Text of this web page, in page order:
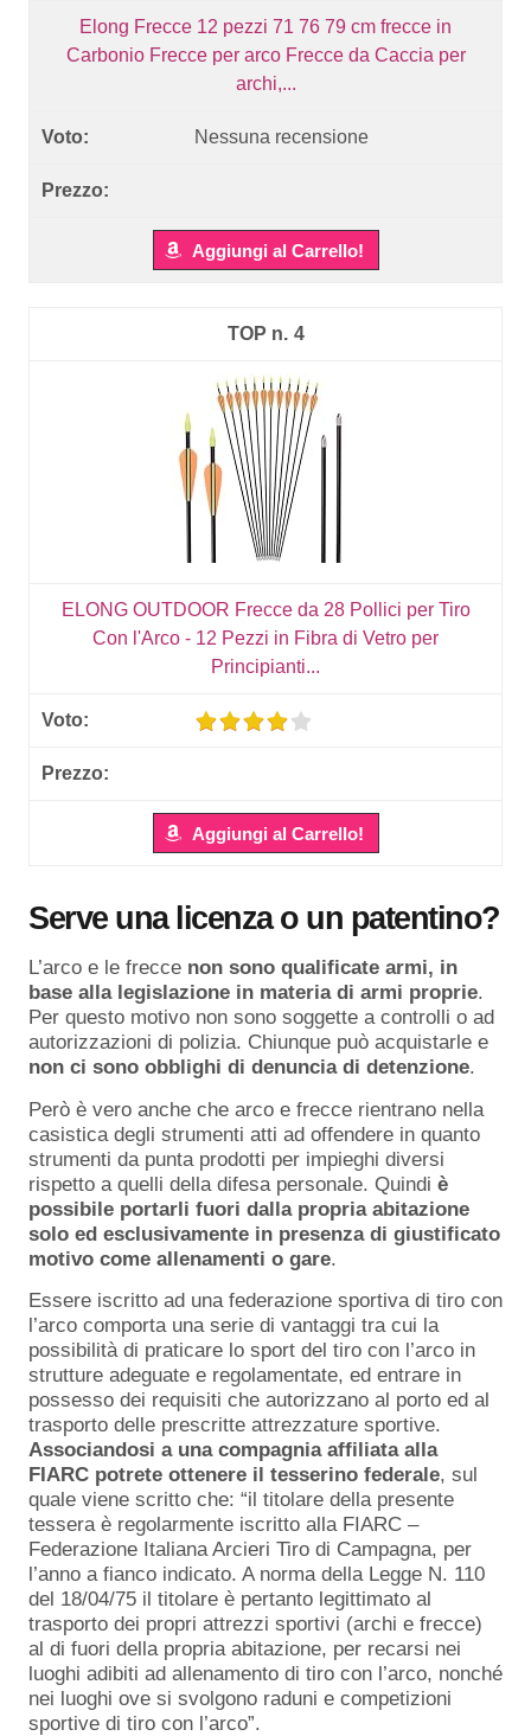
Elong Frecce 12 pezzi 71 76 79 cm frecce in
Carbonio Frecce per arco Frecce da Caccia per
archi,...
Nessuna recensione
Aggiungi al Carrello!
4
ELONG OUTDOOR Frecce da 28 Pollici per Tiro
Con l'Arco - 12 Pezzi in Fibra di Vetro per
Principianti...
Aggiungi al Carrello!
Serve una licenza o un patentino?
L’arco e le frecce non sono qualificate armi, in
base alla legislazione in materia di armi proprie.
Per questo motivo non sono soggette a controlli o ad
autorizzazioni di polizia. Chiunque può acquistarle e
non ci sono obblighi di denuncia di detenzione.
Però è vero anche che arco e frecce rientrano nella
casistica degli strumenti atti ad offendere in quanto
strumenti da punta prodotti per impieghi diversi
rispetto a quelli della difesa personale. Quindi è
possibile portarli fuori dalla propria abitazione
solo ed esclusivamente in presenza di giustificato
motivo come allenamenti o gare.
Essere iscritto ad una federazione sportiva di tiro con
l’arco comporta una serie di vantaggi tra cui la
possibilità di praticare lo sport del tiro con l’arco in
strutture adeguate e regolamentate, ed entrare in
possesso dei requisiti che autorizzano al porto ed al
trasporto delle prescritte attrezzature sportive.
Associandosi a una compagnia affiliata alla
FIARC potrete ottenere il tesserino federale, sul
quale viene scritto che: “il titolare della presente
tessera è regolarmente iscritto alla FIARC –
Federazione Italiana Arcieri Tiro di Campagna, per
l’anno a fianco indicato. A norma della Legge N. 110
del 18/04/75 il titolare è pertanto legittimato al
trasporto dei propri attrezzi sportivi (archi e frecce)
al di fuori della propria abitazione, per recarsi nei
luoghi adibiti ad allenamento di tiro con l’arco, nonché
nei luoghi ove si svolgono raduni e competizioni
sportive di tiro con l’arco”.